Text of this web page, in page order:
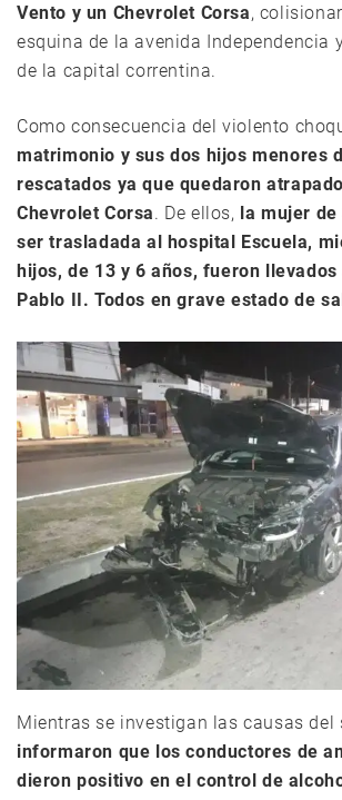
Vento y un Chevrolet Corsa,
esquina de la avenida Independencia
de la capital correntina.
Como consecuencia del violento
matrimonio y sus dos hijos menores
rescatados ya que quedaron
Chevrolet Corsa. De ellos, la mujer de
ser trasladada al hospital Escuela,
hijos, de 13 y 6 años, fueron
Pablo II. Todos en grave estado de
Mientras se investigan las causas del
informaron que los conductores de
dieron positivo en el control de